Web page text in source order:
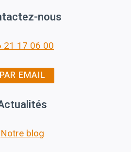
nous
21 17 06 00
PAR EMAIL
Notre blog